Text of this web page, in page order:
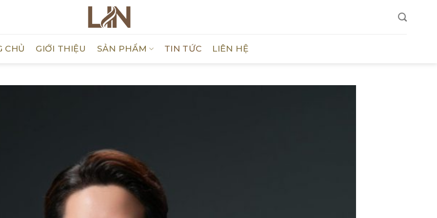
CHỦ GIỚI THIỆU SẢN PHẨM TIN TỨC LIÊN HỆ